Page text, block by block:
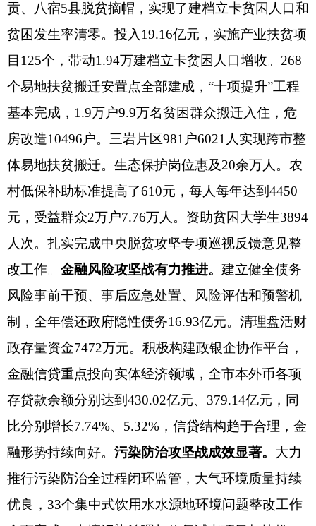
贡、八宿5县脱贫摘帽，实现了建档立卡贫困人口和
贫困发生率清零。投入19.16亿元，实施产业扶贫项
目125个，带动1.94万建档立卡贫困人口增收。 268
个易地扶贫搬迁安置点全部建成， “十项提升”工程
基本完成， 1.9万户9.9万名贫困群众搬迁入住，危
房改造10496户。 三岩片区981户6021人实现跨市整
体易地扶贫搬迁。 生态保护岗位惠及20余万人 。农
村低保补助标准提高了610元，每人每年达到4450
元，受益群众2万户7.76万人。资助贫困大学生3894
人次。扎实完成中央脱贫攻坚专项巡视反馈意见整
改工作。 金融风险攻坚战有力推进。 建立健全债务
风险事前干预、事后应急处置、风险评估和预警机
制，全年偿还政府隐性债务16.93亿元。清理盘活财
政存量资金7472万元。积极构建政银企协作平台，
金融信贷重点投向实体经济领域，全市本外币各项
存贷款余额分别达到 430.02亿元、 379.14亿元 ，同
比分别 增长7.74%、 5.32%，信贷结构趋于合理，金
融形势持续向好。 污染防治攻坚战成效显著。 大力
推行污染防治全过程闭环监管，大气环境质量持续
优良， 33个集中式饮用水水源地环境问题整改工作